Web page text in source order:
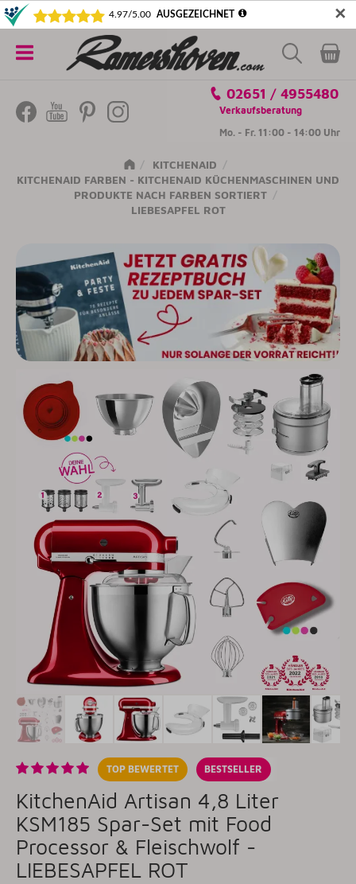
✕
5€ SICHERN! NEWSLETTER ABONNIEREN
Kategorien
02651 / 4955480
Verkaufsberatung
Mo. - Fr. 11:00 - 14:00 Uhr
KITCHENAID
KITCHENAID FARBEN - KITCHENAID KÜCHENMASCHINEN UND
PRODUKTE NACH FARBEN SORTIERT
LIEBESAPFEL ROT
TOP BEWERTET BESTSELLER
KitchenAid Artisan 4,8 Liter
KSM185 Spar-Set mit Food
Processor & Fleischwolf -
LIEBESAPFEL ROT